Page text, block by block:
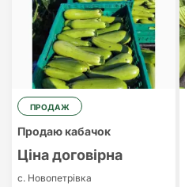
Найдешевший
ПРОДАЖ
Продаю кабачок
Ціна договірна
с. Новопетрівка